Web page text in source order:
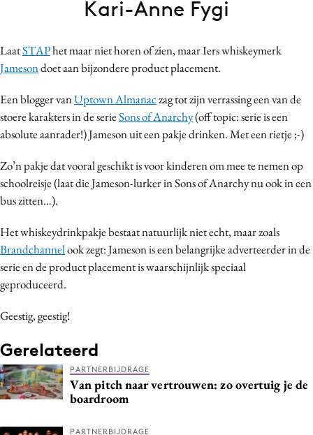
Carriere
Contentmarketing
Craft
Customer Experience
Data & Insights
Design
Digital transformation
Diversiteit
Gedragsverandering
Influencer marketing
Interne communicatie
Media
Merkstrategie
PR
Programmatic
LaatSTAPhet maar niet horen of zien, maar Iers whiskeymerk
Jamesondoet aan bijzondere product placement.
Een blogger vanUptown Almanaczag tot zijn verrassing een van de
stoere karakters in de serieSons of Anarchy(off topic: serie is een
absolute aanrader!) Jameson uit een pakje drinken. Met een rietje ;-)
Zo’n pakje dat vooral geschikt is voor kinderen om mee te nemen op
schoolreisje (laat die Jameson-lurker in Sons of Anarchy nu ook in een
bus zitten…).
Het whiskeydrinkpakje bestaat natuurlijk niet echt, maar zoals
Brandchannelook zegt: Jameson is een belangrijke adverteerder in de
serie en de product placement is waarschijnlijk speciaal
geproduceerd.
Geestig, geestig!
Gerelateerd
PARTNERBIJDRAGE
Van pitch naar vertrouwen: zo overtuig je de
boardroom
PARTNERBIJDRAGE
Kari-Anne Fygi